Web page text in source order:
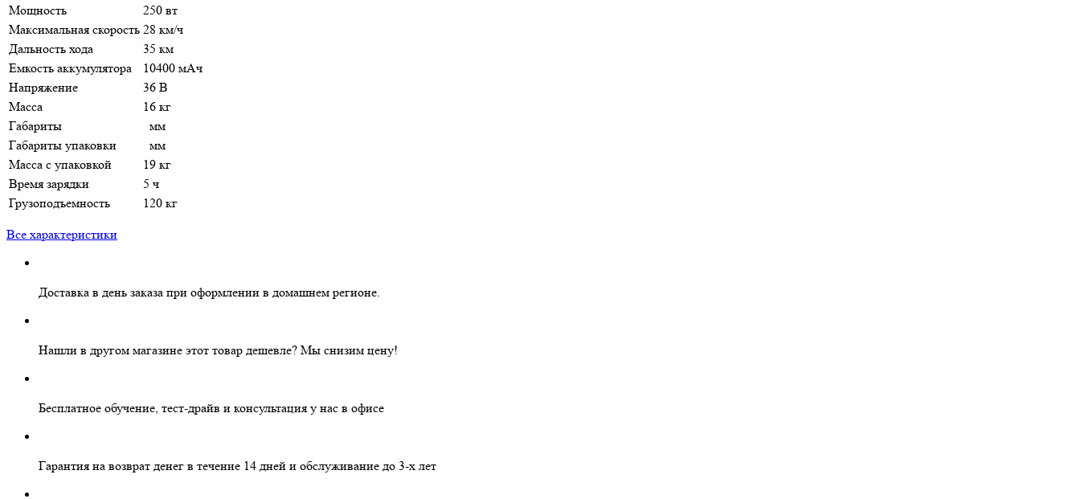
Мощность
250 вт
Максимальная скорость 28 км/ч
Дальность хода
35 км
Емкость аккумулятора
10400 мАч
Напряжение
36 В
Масса
16 кг
Габариты
мм
Габариты упаковки
мм
Масса с упаковкой
19 кг
Время зарядки
5 ч
Грузоподъемность
120 кг
Все характеристики
Доставка в день заказа при оформлении в домашнем регионе.
Нашли в другом магазине этот товар дешевле? Мы снизим цену!
Бесплатное обучение, тест-драйв и консультация у нас в офисе
Гарантия на возврат денег в течение 14 дней и обслуживание до 3-х лет